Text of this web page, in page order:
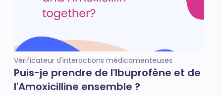
Vérificateur d'interactions médicamenteuses
Puis-je prendre de l'Ibuprofène et de
l'Amoxicilline ensemble ?